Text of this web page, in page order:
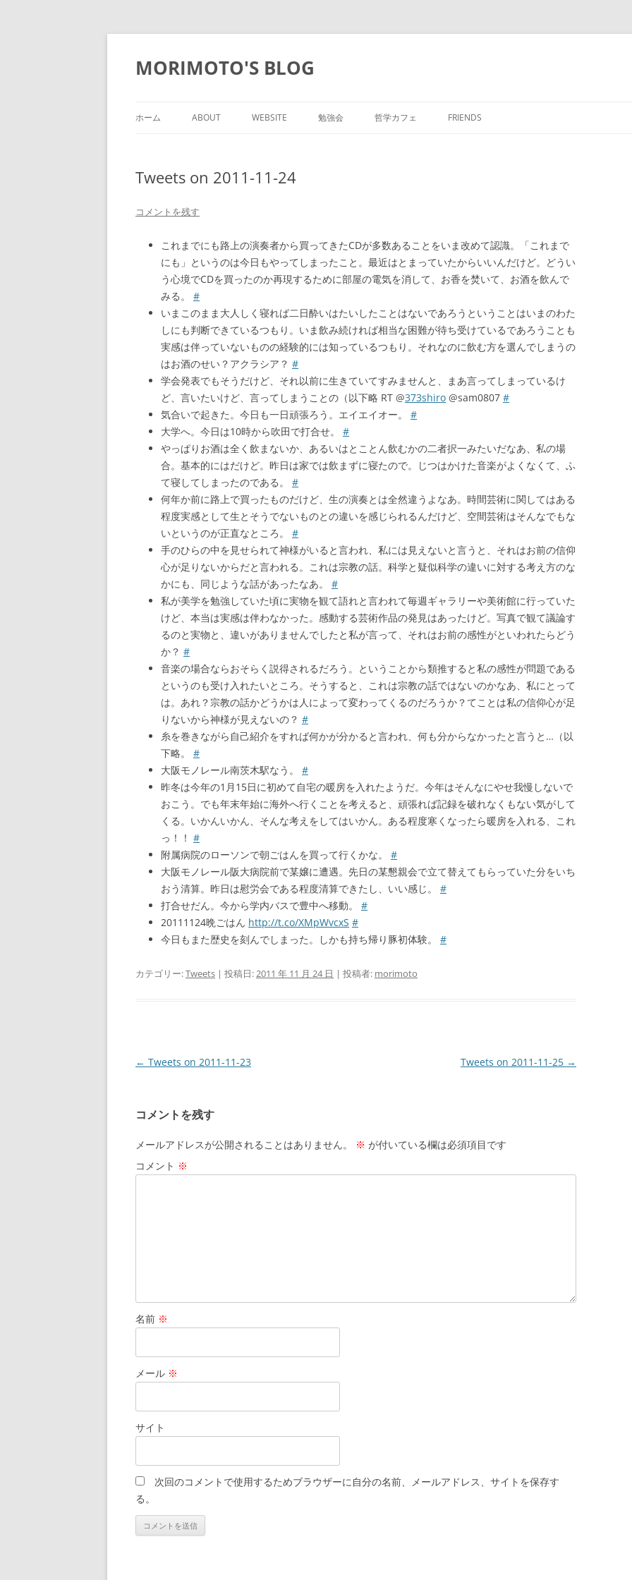
コ
ン
ツ
ッ
MORIMOTO'S BLOG
ホーム ABOUT WEBSITE 勉強会 哲学カフェ FRIENDS
Tweets on 2011-11-24
コメントを残す
これまでにも路上の演奏者から買ってきたCDが多数あることをいま改めて認識。「これまで
にも」というのは今日もやってしまったこと。最近はとまっていたからいいんだけど。どうい
う心境でCDを買ったのか再現するために部屋の電気を消して、お香を焚いて、お酒を飲んで
みる。 #
いまこのまま大人しく寝れば二日酔いはたいしたことはないであろうということはいまのわた
しにも判断できているつもり。いま飲み続ければ相当な困難が待ち受けているであろうことも
実感は伴っていないものの経験的には知っているつもり。それなのに飲む方を選んでしまうの
はお酒のせい？アクラシア？ #
学会発表でもそうだけど、それ以前に生きていてすみませんと、まあ言ってしまっているけ
ど、言いたいけど、言ってしまうことの（以下略 RT @373shiro @sam0807 #
気合いで起きた。今日も一日頑張ろう。エイエイオー。 #
大学へ。今日は10時から吹田で打合せ。 #
やっぱりお酒は全く飲まないか、あるいはとことん飲むかの二者択一みたいだなあ、私の場
合。基本的にはだけど。昨日は家では飲まずに寝たので。じつはかけた音楽がよくなくて、ふ
て寝してしまったのである。 #
何年か前に路上で買ったものだけど、生の演奏とは全然違うよなあ。時間芸術に関してはある
程度実感として生とそうでないものとの違いを感じられるんだけど、空間芸術はそんなでもな
いというのが正直なところ。 #
手のひらの中を見せられて神様がいると言われ、私には見えないと言うと、それはお前の信仰
心が足りないからだと言われる。これは宗教の話。科学と疑似科学の違いに対する考え方のな
かにも、同じような話があったなあ。 #
私が美学を勉強していた頃に実物を観て語れと言われて毎週ギャラリーや美術館に行っていた
けど、本当は実感は伴わなかった。感動する芸術作品の発見はあったけど。写真で観て議論す
るのと実物と、違いがありませんでしたと私が言って、それはお前の感性がといわれたらどう
か？ #
音楽の場合ならおそらく説得されるだろう。ということから類推すると私の感性が問題である
というのも受け入れたいところ。そうすると、これは宗教の話ではないのかなあ、私にとって
は。あれ？宗教の話かどうかは人によって変わってくるのだろうか？てことは私の信仰心が足
りないから神様が見えないの？ #
糸を巻きながら自己紹介をすれば何かが分かると言われ、何も分からなかったと言うと…（以
下略。 #
大阪モノレール南茨木駅なう。 #
昨冬は今年の1月15日に初めて自宅の暖房を入れたようだ。今年はそんなにやせ我慢しないで
おこう。でも年末年始に海外へ行くことを考えると、頑張れば記録を破れなくもない気がして
くる。いかんいかん、そんな考えをしてはいかん。ある程度寒くなったら暖房を入れる、これ
っ！！ #
附属病院のローソンで朝ごはんを買って行くかな。 #
大阪モノレール阪大病院前で某嬢に遭遇。先日の某懇親会で立て替えてもらっていた分をいち
おう清算。昨日は慰労会である程度清算できたし、いい感じ。 #
打合せだん。今から学内バスで豊中へ移動。 #
20111124晩ごはん http://t.co/XMpWvcxS #
今日もまた歴史を刻んでしまった。しかも持ち帰り豚初体験。 #
カテゴリー:Tweets | 投稿日:2011 年 11 月 24 日 | 投稿者: morimoto
投
ビ
ゲ
ー
シ
← Tweets on 2011-11-23 Tweets on 2011-11-25 →
コメントを残す
メールアドレスが公開されることはありません。 ※ が付いている欄は必須項目です
コメント ※
名前 ※
メール ※
サイト
次回のコメントで使用するためブラウザーに自分の名前、メールアドレス、サイトを保存す
る。